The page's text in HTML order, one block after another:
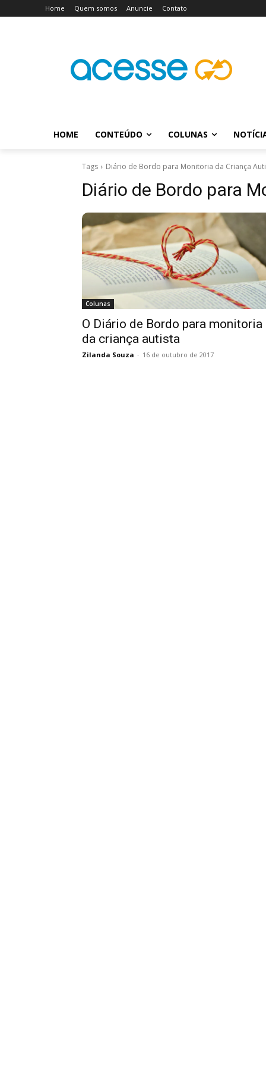
Home Quem somos Anuncie Contato
HOME CONTEÚDO COLUNAS
Tags Diário de Bordo para Monitoria da Criança
Diário de Bordo para
Colunas
O Diário de Bordo para monitoria
da criança autista
Zilanda Souza - 16 de outubro de 2017